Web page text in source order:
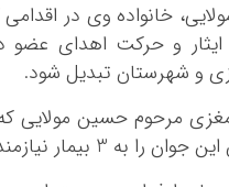
ایثار و حرکت اهدای
و شهرستان تبدیل شود.
مرحوم حسین مولایی که
نیازمند اهدا کردند.